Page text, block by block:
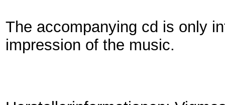
The accompanying cd is only
impression of the music.